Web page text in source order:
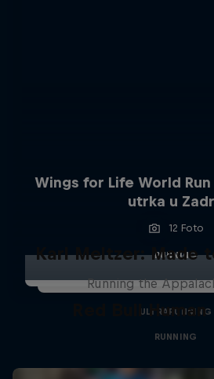
Wings for Life World
utrka u
12 Foto
RUNNING
Karl Meltzer: Made
Running the
ULTRARUNNING
Red Bull Human
RUNNING